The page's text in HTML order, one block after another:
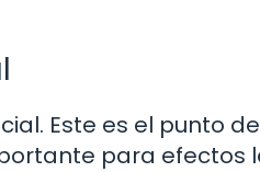
Este es el punto
para efectos